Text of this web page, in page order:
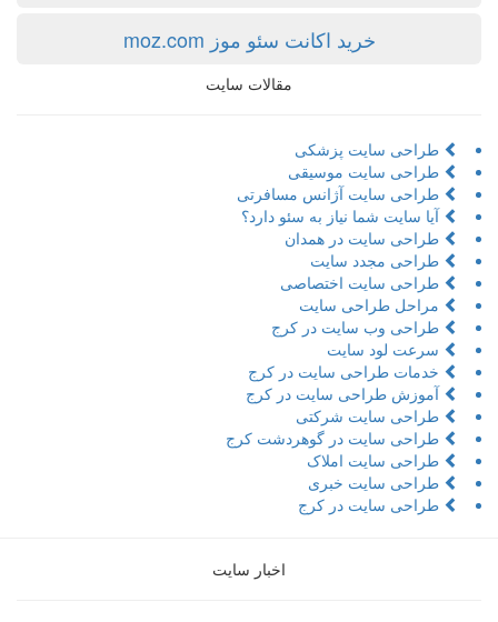
خرید اکانت سئو موز moz.com
مقالات سایت
طراحی سایت پزشکی
طراحی سایت موسیقی
طراحی سایت آژانس مسافرتی
آیا سایت شما نیاز به سئو دارد؟
طراحی سایت در همدان
طراحی مجدد سایت
طراحی سایت اختصاصی
مراحل طراحی سایت
طراحی وب سایت در کرج
سرعت لود سایت
خدمات طراحی سایت در کرج
آموزش طراحی سایت در کرج
طراحی سایت شرکتی
طراحی سایت در گوهردشت کرج
طراحی سایت املاک
طراحی سایت خبری
طراحی سایت در کرج
اخبار سایت